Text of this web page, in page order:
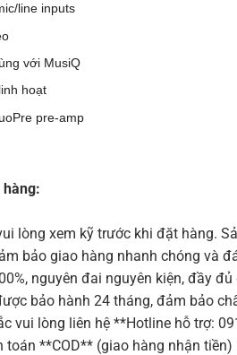
line inputs
với MusiQ
hoạt
pre-amp
hàng:
lòng xem kỹ trước khi đặt hàng.
bảo giao hàng nhanh chóng và
nguyên đai nguyên kiện, đầy
bảo hành 24 tháng, đảm bảo
vui lòng liên hệ **Hotline hỗ trợ:
toán **COD** (giao hàng nhận